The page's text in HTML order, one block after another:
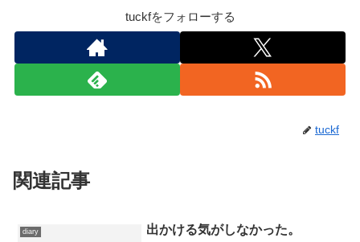
tuckfをフォローする
tuckf
関連記事
diary 出かける気がしなかった。